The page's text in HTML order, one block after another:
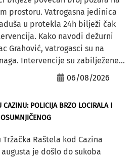
prostoru. Vatrogasna jedinica
u protekla 24h bilježi čak
Kako navodi dežurni
Grahović, vatrogasci su na
Intervencije su zabilježene...
06/08/2026
CAZINU: POLICIJA BRZO LOCIRALA I
Tržačka Raštela kod Cazina
augusta je došlo do sukoba